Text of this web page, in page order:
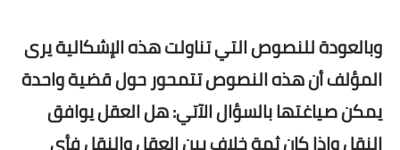
وبالعودة للنصوص التي تناولت هذه الإشكالية يرى
المؤلف أن هذه النصوص تتمحور حول قضية واحدة
يمكن صياغتها بالسؤال الآتي: هل العقل يوافق
النقل وإذا كان ثمة خلاف بين العقل والنقل فأي